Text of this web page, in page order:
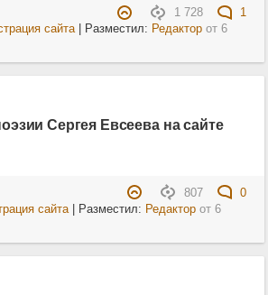
1 728
1
сайта| Разместил: Редакторот 6
Сергея Евсеева на сайте
807
0
сайта| Разместил: Редакторот 6